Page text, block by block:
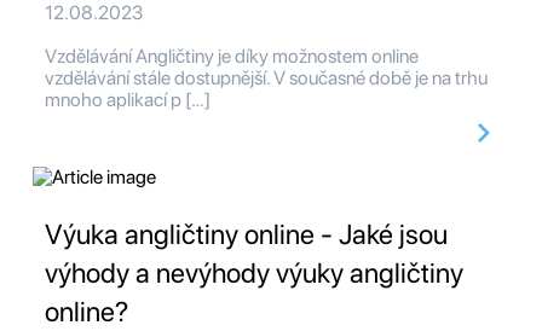
12.08.2023
Vzdělávání Angličtiny je díky možnostem online
vzdělávání stále dostupnější. V současné době je na trhu
mnoho aplikací p […]
Výuka angličtiny online - Jaké jsou
výhody a nevýhody výuky angličtiny
online?